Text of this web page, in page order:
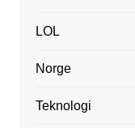
LOL
Norge
Teknologi